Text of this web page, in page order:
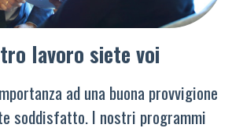
lavoro siete voi
ad una buona provvigione
soddisfatto. I nostri programmi